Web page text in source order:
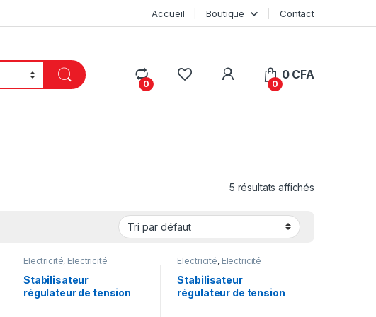
Accueil Boutique Contact
0
My Account
0
0 CFA
5 résultats affichés
Électricité, Electricité
électrique
Stabilisateur
régulateur de tension
Électricité, Electricité
électrique
Stabilisateur
régulateur de tension